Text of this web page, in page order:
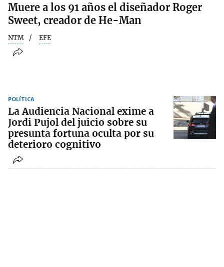
Muere a los 91 años el diseñador Roger
Sweet, creador de He-Man
NTM EFE
POLÍTICA
La Audiencia Nacional exime a
Jordi Pujol del juicio sobre su
presunta fortuna oculta por su
deterioro cognitivo